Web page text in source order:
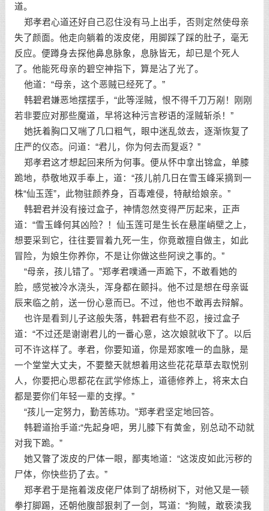
道。
郑孝君心道还好自己忍住没有马上出手，否则定然使母亲
失了颜面。他走向躺着的泼皮佬，用脚踩了踩的肚子，毫无
反应。便蹲身去探他鼻息脉象，息脉皆无，却已是个死人
了。他能死母亲的碧空神指下，算是沾了光了。
他道：“母亲，这个恶贼已经死了。”
韩碧君嫌恶地摆摆手，“此等淫贼，恨不得千刀万剐！刚刚
若非要应对那些魔道，早将这种污言秽语的淫贼斩杀！”
她抚着胸口又喘了几口粗气，眼中迷乱敛去，逐渐恢复了
庄严的仪态。问道：“君儿，你为何去而复返？”
郑孝君这才想起回来所为何事。便从怀中拿出锦盒，单膝
跪地，恭敬地双手奉上，道：“孩儿前几日在雪玉峰采摘到一
株“仙玉莲”，此物驻颜养身，百毒难侵，特献给娘亲。”
韩碧君并没有接过盒子，神情忽然变得严厉起来，正声
道：“雪玉峰何其凶险？！仙玉莲可是生长在悬崖峭壁之上，
想要采到它，往往要冒着九死一生，你竟敢擅自做主，如此
冒险，为娘生你养你，不是让你做这些阿谀之事的。”
“母亲，孩儿错了。”郑孝君噗通一声跪下，不敢看她的
脸，感觉被冷水浇头，浑身都在颤抖。他不过是想在母亲诞
辰来临之前，送一份心意而已。不过，他也不敢再去辩解。
也许是看到儿子这般失落，韩碧君有些不忍，接过盒子
道：“不过还是谢谢君儿的一番心意，这次娘就收下了。以后
可不许这样了。孝君，你要知道，你是郑家唯一的血脉，是
一个堂堂大丈夫，不要整天就想着用这些花花草草去取悦别
人，你要把心思都花在武学修炼上，道德修养上，将来太白
都是要你们年轻一辈的支撑。”
“孩儿一定努力，勤苦练功。”郑孝君坚定地回答。
韩碧道抬手道:“先起身吧，男儿膝下有黄金，别总动不动就
对我下跪。”
她又瞥了泼皮的尸体一眼，鄙夷地道：“这泼皮如此污秽的
尸体，你快些扔了去。”
郑孝君于是拖着泼皮佬尸体到了胡杨树下，对他又是一顿
拳打脚踢，还朝他腹部狠刺了一剑，骂道：“狗贼，敢亵渎我